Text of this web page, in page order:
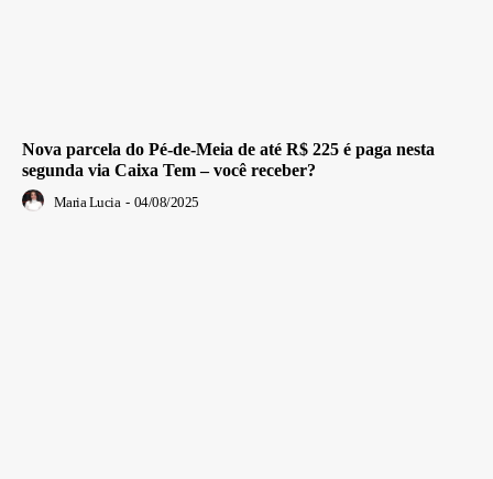
Nova parcela do Pé-de-Meia de até R$ 225 é paga nesta
segunda via Caixa Tem – você receber?
Maria Lucia - 04/08/2025